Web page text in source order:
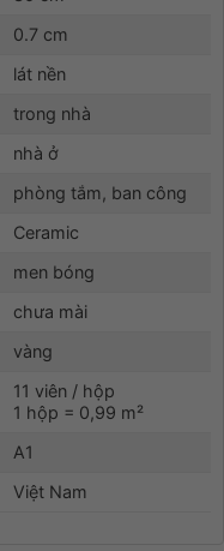
0.7 cm
lát nền
trong nhà
nhà ở
phòng tắm, ban công
Ceramic
men bóng
chưa mài
vàng
11 viên / hộp
1 hộp = 0,99 m²
A1
Việt Nam